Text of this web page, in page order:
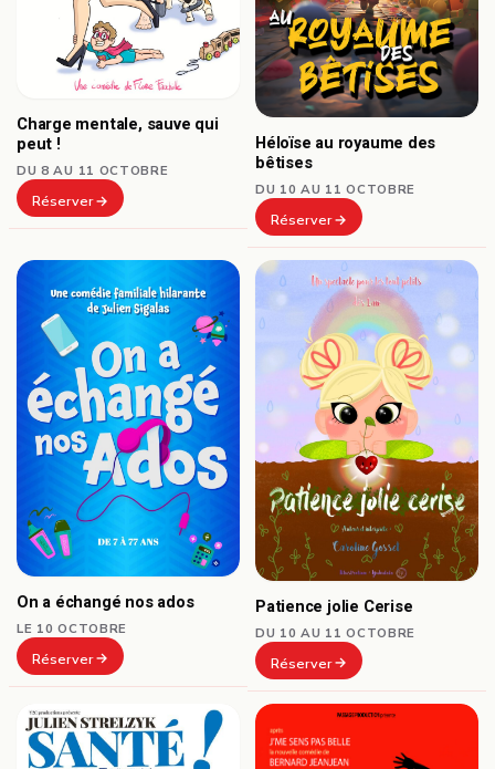
Charge mentale, sauve qui
peut !
DU 8 AU 11 OCTOBRE
Réserver
Héloïse au royaume des
bêtises
DU 10 AU 11 OCTOBRE
Réserver
On a échangé nos ados
LE 10 OCTOBRE
Réserver
Patience jolie Cerise
DU 10 AU 11 OCTOBRE
Réserver